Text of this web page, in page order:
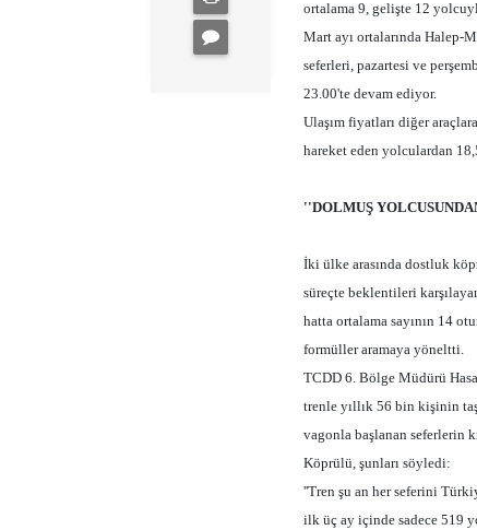
ortalama 9, gelişte 12
Mart ayı ortalarında Halep-
seferleri, pazartesi ve
23.00'te devam ediyor.
Ulaşım fiyatları diğer
hareket eden yolculardan
''DOLMUŞ
İki ülke arasında dostluk
süreçte beklentileri
hatta ortalama sayının 14
formüller aramaya yöneltti.
TCDD 6. Bölge Müdürü
trenle yıllık 56 bin kişinin
vagonla başlanan seferlerin
Köprülü, şunları söyledi:
''Tren şu an her seferini
ilk üç ay içinde sadece 519